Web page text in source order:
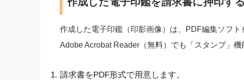
作成した電子印鑑（印影画像）は、PDF編集ソフト
Adobe Acrobat Reader（無料）でも「スタンプ」機
請求書をPDF形式で用意します。